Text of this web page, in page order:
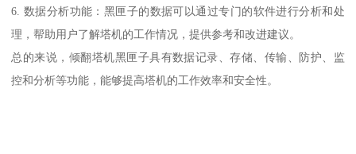
6. 数据分析功能：黑匣子的数据可以通过专门的软件进行分析和处
理，帮助用户了解塔机的工作情况，提供参考和改进建议。
总的来说，倾翻塔机黑匣子具有数据记录、存储、传输、防护、监
控和分析等功能，能够提高塔机的工作效率和安全性。